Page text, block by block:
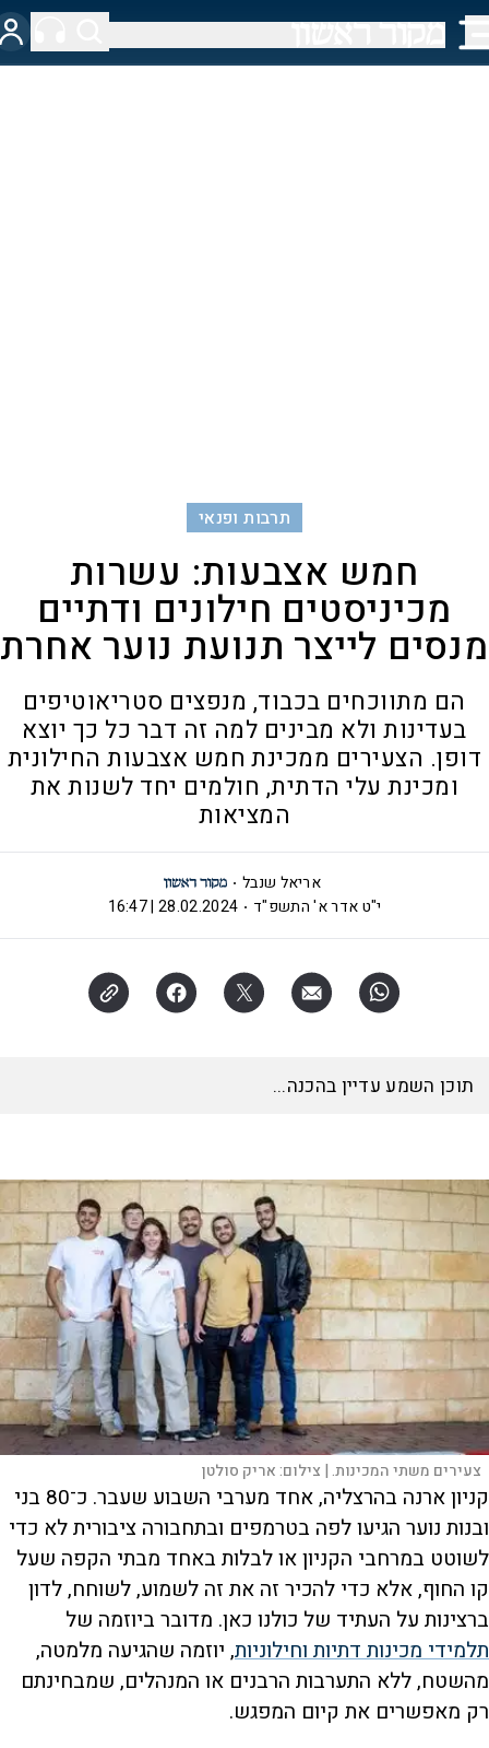
תרבות ופנאי
חמש אצבעות: עשרות
מכיניסטים חילונים ודתיים
מנסים לייצר תנועת נוער אחרת
הם מתווכחים בכבוד, מנפצים סטריאוטיפים
בעדינות ולא מבינים למה זה דבר כל כך יוצא
דופן. הצעירים ממכינת חמש אצבעות החילונית
ומכינת עלי הדתית, חולמים יחד לשנות את
המציאות
אריאל שנבל
י"ט אדר א' התשפ"ד
28.02.2024 | 16:47
צעירים משתי המכינות. | צילום:אריק סולטן
קניון ארנה בהרצליה, אחד מערבי השבוע שעבר. כ־80 בני
ובנות נוער הגיעו לפה בטרמפים ובתחבורה ציבורית לא כדי
לשוטט במרחבי הקניון או לבלות באחד מבתי הקפה שעל
קו החוף, אלא כדי להכיר זה את זה לשמוע, לשוחח, לדון
ברצינות על העתיד של כולנו כאן. מדובר ביוזמה של
תלמידי מכינות דתיות וחילוניות, יוזמה שהגיעה מלמטה,
מהשטח, ללא התערבות הרבנים או המנהלים, שמבחינתם
רק מאפשרים את קיום המפגש.